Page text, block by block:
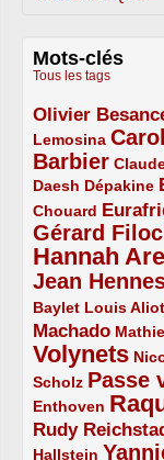
Mots-clés
Tous les tags
Olivier
3/5
3/5
2/5
Lemosina
2/5
4/5
Barbier
4/5
2/5
2/5
Daesh
2/5 Dépakine
2/5
3/5
1/5
Chouard
2/5
3/5
4/5
2/5
Gérard
4/5
5/5
Hannah
5/5
2/5
4/5
Jean
4/5
3/5
Baylet
2/5 Louis Aliot
2/5
5/5
Machado
3/5
2/5
1/5
Volynets
5/5
2/5
1/5
Scholz
2/5 Passe
4/5
2/5
Enthoven
2/5
5/5
4/5
Rudy
3/5
4/5
2/5
Hallstein
2/5
4/5
1/5